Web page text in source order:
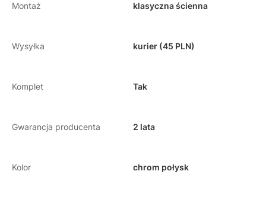
Montaż klasyczna ścienna
Wysyłka kurier (45 PLN)
Komplet Tak
Gwarancja producenta 2 lata
Kolor chrom połysk